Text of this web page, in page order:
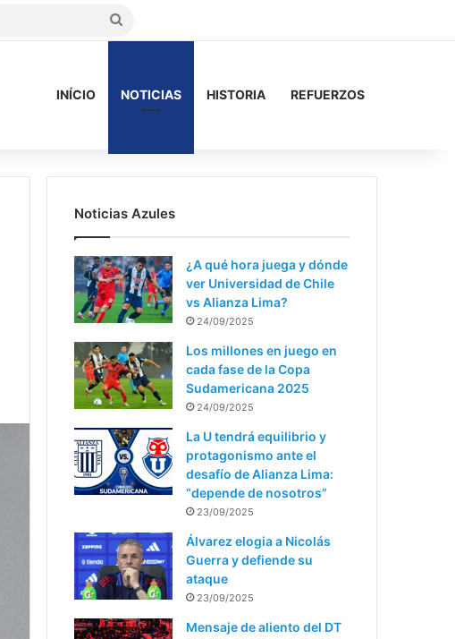
INÍCIO NOTICIAS HISTORIA REFUERZOS
Noticias Azules
¿A qué hora juega y dónde
ver Universidad de Chile
vs Alianza Lima?
24/09/2025
Los millones en juego en
cada fase de la Copa
Sudamericana 2025
24/09/2025
La U tendrá equilibrio y
protagonismo ante el
desafío de Alianza Lima:
“depende de nosotros”
23/09/2025
Álvarez elogia a Nicolás
Guerra y defiende su
ataque
23/09/2025
Mensaje de aliento del DT